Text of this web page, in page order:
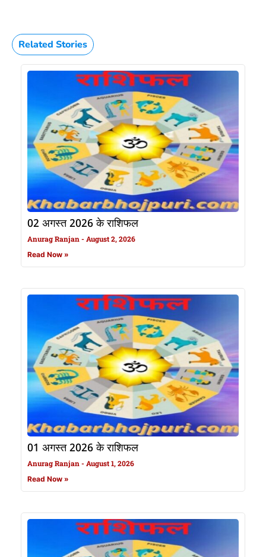
Related Stories
02 अगस्त 2026 के राशिफल
Anurag Ranjan August 2, 2026
Read Now »
01 अगस्त 2026 के राशिफल
Anurag Ranjan August 1, 2026
Read Now »